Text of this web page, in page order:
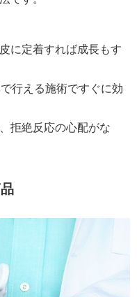
に定着すれば成長もす
行える施術ですぐに効
拒絶反応の心配がな